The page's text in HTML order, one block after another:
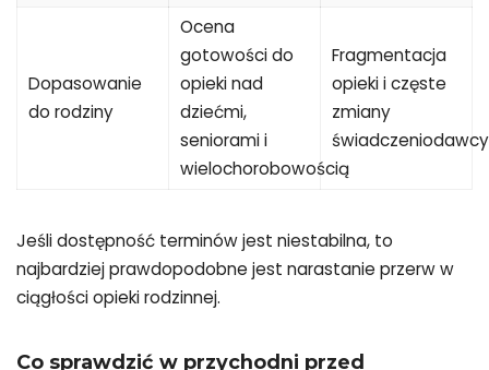
Dopasowanie
do rodziny
Ocena
gotowości do
opieki nad
dziećmi,
seniorami i
wielochorobowością
Fragmentacja
opieki i częste
zmiany
świadczeniodawcy
Jeśli dostępność terminów jest niestabilna, to
najbardziej prawdopodobne jest narastanie przerw w
ciągłości opieki rodzinnej.
Co sprawdzić w przychodni przed